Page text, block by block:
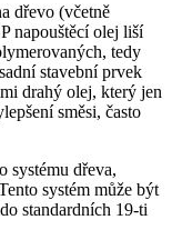
dřevo (včetně
napouštěcí olej liší
tedy
stavební prvek
drahý olej, který jen
směsi, často
systému dřeva,
systém může být
standardních 19-ti